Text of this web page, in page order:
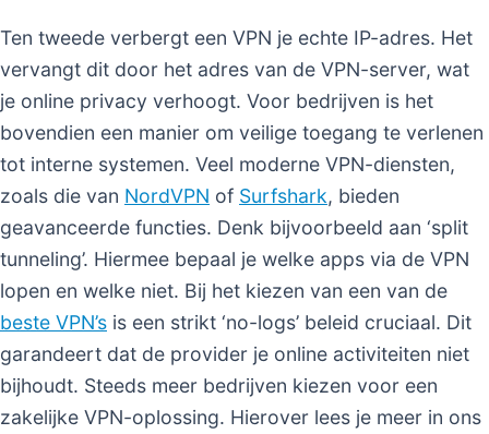
Ten tweede verbergt een VPN je echte IP-adres. Het
vervangt dit door het adres van de VPN-server, wat
je online privacy verhoogt. Voor bedrijven is het
bovendien een manier om veilige toegang te verlenen
tot interne systemen. Veel moderne VPN-diensten,
zoals die van NordVPN of Surfshark, bieden
geavanceerde functies. Denk bijvoorbeeld aan ‘split
tunneling’. Hiermee bepaal je welke apps via de VPN
lopen en welke niet. Bij het kiezen van een van de
beste VPN’s is een strikt ‘no-logs’ beleid cruciaal. Dit
garandeert dat de provider je online activiteiten niet
bijhoudt. Steeds meer bedrijven kiezen voor een
zakelijke VPN-oplossing. Hierover lees je meer in ons